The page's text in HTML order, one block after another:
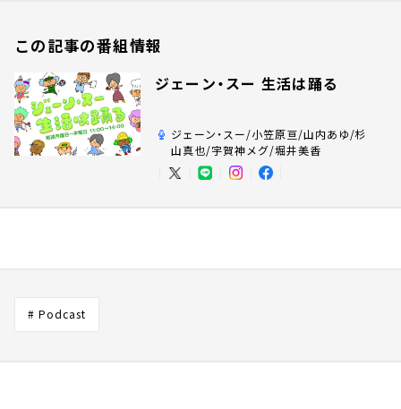
この記事の番組情報
ジェーン・スー 生活は踊る
ジェーン・スー/小笠原亘/山内あゆ/杉
山真也/宇賀神メグ/堀井美香
# Podcast